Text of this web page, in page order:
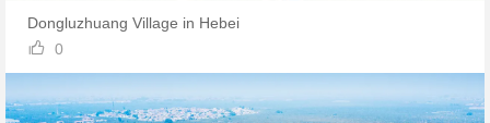
Dongluzhuang Village in Hebei
 0